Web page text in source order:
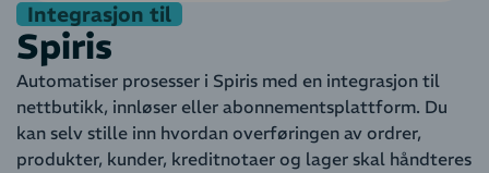
Integrasjon til
Spiris
Automatiser prosesser i Spiris med en integrasjon til
nettbutikk, innløser eller abonnementsplattform. Du
kan selv stille inn hvordan overføringen av ordrer,
produkter, kunder, kreditnotaer og lager skal håndteres